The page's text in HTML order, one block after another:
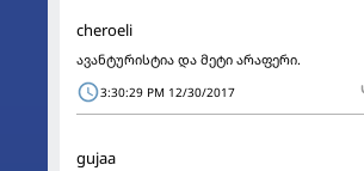
cheroeli
ავანტურისტია და მეტი არაფერი.
3:30:29 PM 12/30/2017
gujaa